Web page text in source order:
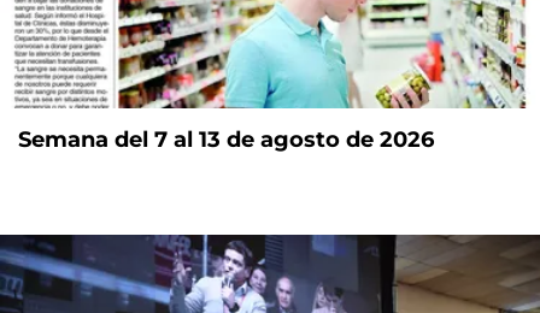
Semana del 7 al 13 de agosto de 2026